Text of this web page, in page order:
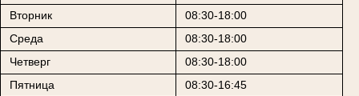
Вторник
08:30-18:00
Среда
08:30-18:00
Четверг
08:30-18:00
Пятница
08:30-16:45